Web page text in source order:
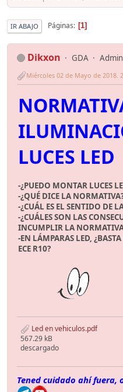
IR ABAJO Páginas 1
Dikxon GDA
Miércoles 02 de Mayo de 2018.
LUCES LED
-¿PUEDO MONTAR LUCES
-¿QUÉ DICE LA
-¿CUÁL ES EL SENTIDO DE
-¿CUÁLES SON LAS
INCUMPLIR LA
-EN LÁMPARAS LED,
ECE R10?
Led en vehiculos.pdf
567.29 kB
descargado
Tened cuidado ahí fuera,